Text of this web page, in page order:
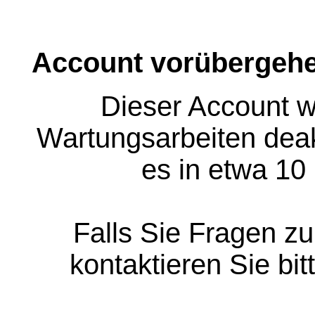
Account
Dieser Account
Wartungsarbeiten
es in etwa
Falls Sie Fragen
kontaktieren Sie